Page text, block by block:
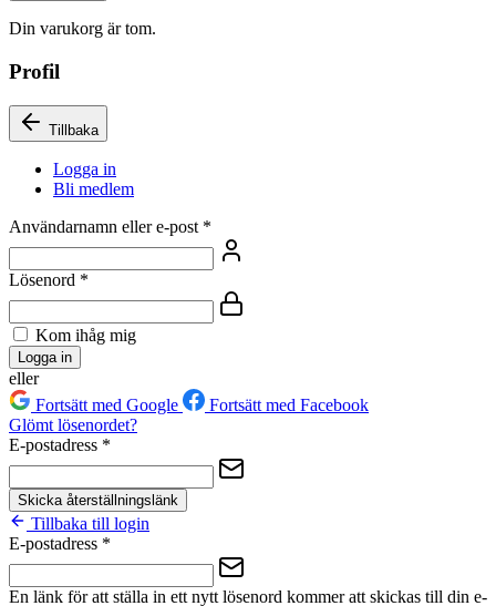
Din varukorg är tom.
Profil
Tillbaka
Logga in
Bli medlem
Användarnamn eller e-post *
Lösenord *
Kom ihåg mig
Logga in
eller
Fortsätt med Google
Fortsätt med Facebook
Glömt lösenordet?
E-postadress *
Skicka återställningslänk
Tillbaka till login
E-postadress *
En länk för att ställa in ett nytt lösenord kommer att skickas till din e-